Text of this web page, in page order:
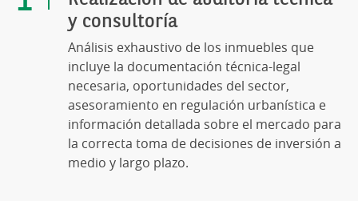
y consultoría
Análisis exhaustivo de los inmuebles que
incluye la documentación técnica-legal
necesaria, oportunidades del sector,
asesoramiento en regulación urbanística e
información detallada sobre el mercado para
la correcta toma de decisiones de inversión a
medio y largo plazo.